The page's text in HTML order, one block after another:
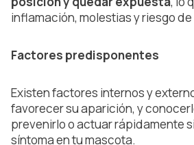
inflamación, molestias y riesgo
Factores predisponentes
Existen factores internos y
favorecer su aparición, y
prevenirlo o actuar rápidamente
síntoma en tu mascota.